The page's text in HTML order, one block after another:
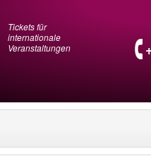
Tickets für
internationale
Veranstaltungen